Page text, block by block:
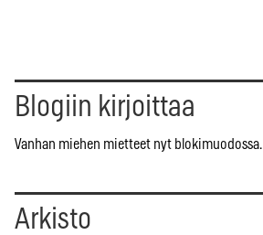
Blogiin kirjoittaa
Vanhan miehen mietteet nyt blokimuodossa.
Arkisto